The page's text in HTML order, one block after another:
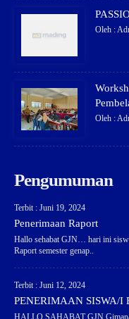
Oleh :
Oleh :
Pengumuman
Terbit : Juni 19, 2024
Penerimaan Raport
Hallo sehabat GJN… hari ini
Raport semester genap..
Terbit : Juni 12, 2024
PENERIMAAN SISWA/I
HALLO SAHABAT GJN